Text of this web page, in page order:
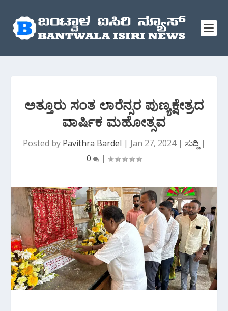
ಅತ್ತೂರು ಸಂತ ಲಾರೆನ್ಸರ ಪುಣ್ಯಕ್ಷೇತ್ರದ
ವಾರ್ಷಿಕ ಮಹೋತ್ಸವ
Posted by Pavithra Bardel | Jan 27, 2024| ಸುದ್ದಿ |
0
|